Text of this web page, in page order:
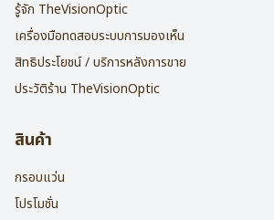
รู้จัก TheVisionOptic
เครื่องมือทดสอบระบบการมองเห็น
สิทธิประโยชน์ / บริการหลังการขาย
ประวัติร้าน TheVisionOptic
สินค้า
กรอบแว่น
โปรโมชั่น